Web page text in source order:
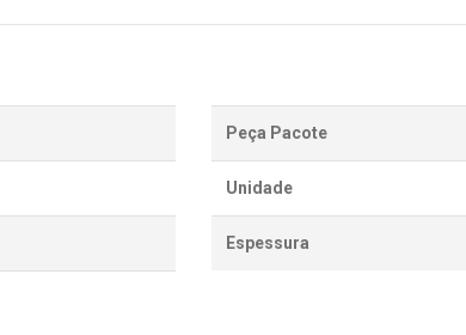
Peça Pacote
Unidade
Espessura